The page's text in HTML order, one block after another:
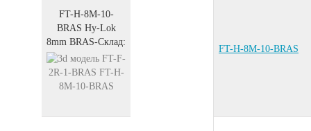
FT-H-8M-10-
BRAS Hy-Lok
8mm BRAS-Склад:
FT-H-8M-10-BRAS